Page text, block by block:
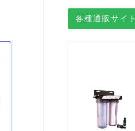
各種通販サイト